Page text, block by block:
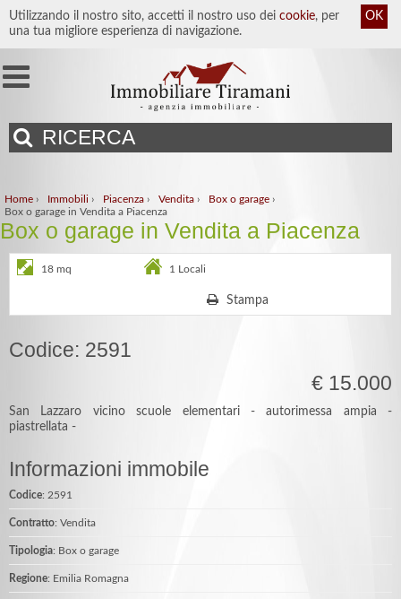
Utilizzando il nostro sito, accetti il nostro uso dei cookie, per
una tua migliore esperienza di navigazione.
OK
RICERCA
Home › Immobili › Piacenza › Vendita › Box o garage ›
Box o garage in Vendita a Piacenza
Box o garage in Vendita a Piacenza
18 mq 1 Locali
Stampa
Codice: 2591
€ 15.000
San Lazzaro vicino scuole elementari - autorimessa ampia -
piastrellata -
Informazioni immobile
Codice: 2591
Contratto: Vendita
Tipologia: Box o garage
Regione: Emilia Romagna